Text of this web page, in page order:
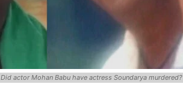
Did actor Mohan Babu have actress Soundarya murdered?